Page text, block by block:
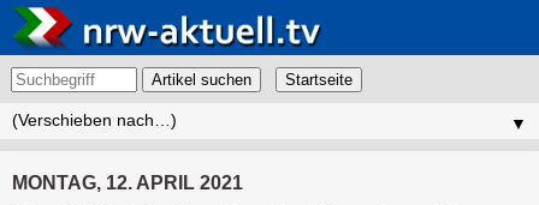
Artikel suchen
▼
MONTAG, 12. APRIL 2021